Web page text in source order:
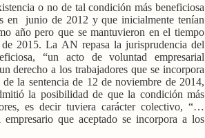
o no de tal condición más beneficiosa
en
junio de 2012 y que inicialmente tenían
año pero que se mantuvieron en el tiempo
2015. La AN repasa la jurisprudencia del
“un acto de voluntad empresarial
derecho a los trabajadores que se incorpora
la sentencia de 12 de noviembre de 2014,
la posibilidad de que la condición más
es decir tuviera carácter colectivo, “…
que aceptado se incorpora a los